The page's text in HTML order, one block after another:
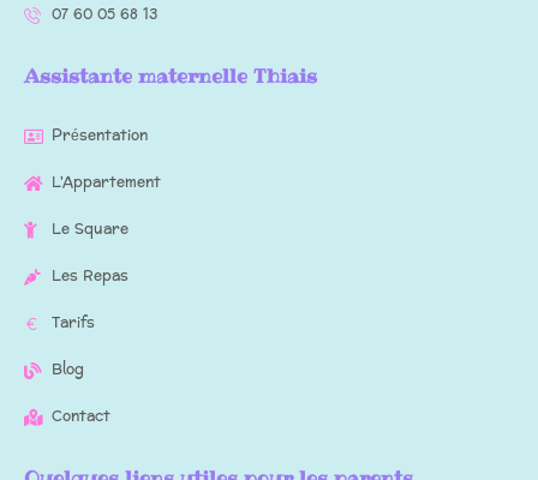
07 60 05 68 13
Assistante maternelle Thiais
Présentation
L'Appartement
Le Square
Les Repas
Tarifs
Blog
Contact